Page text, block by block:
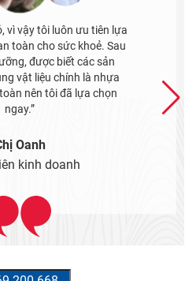
mẫu hoa văn của tấm
chúng rất độc đáo. Rất
ngôi nhà của tôi. Tôi
sự chuyên nghiệp và tận
viên tư vấn tại đây.”
công trình